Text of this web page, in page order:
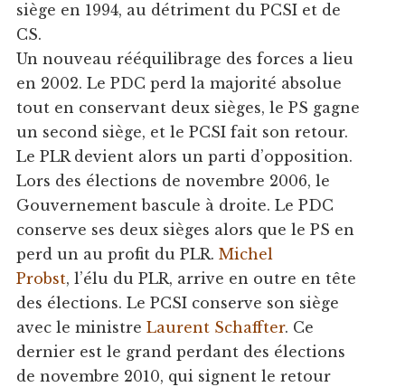
siège en 1994, au détriment du PCSI et de
CS.
Un nouveau rééquilibrage des forces a lieu
en 2002. Le PDC perd la majorité absolue
tout en conservant deux sièges, le PS gagne
un second siège, et le PCSI fait son retour.
Le PLR devient alors un parti d’opposition.
Lors des élections de novembre 2006, le
Gouvernement bascule à droite. Le PDC
conserve ses deux sièges alors que le PS en
perd un au profit du PLR. Michel
Probst, l’élu du PLR, arrive en outre en tête
des élections. Le PCSI conserve son siège
avec le ministre Laurent Schaffter. Ce
dernier est le grand perdant des élections
de novembre 2010, qui signent le retour